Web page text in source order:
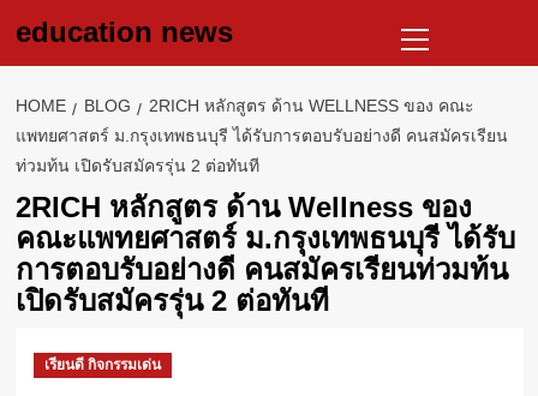
education news
Menu
HOME BLOG
2RICH หลักสูตร ด้าน WELLNESS ของ คณะ
แพทยศาสตร์ ม.กรุงเทพธนบุรี ได้รับการตอบรับอย่างดี คนสมัครเรียน
ท่วมท้น เปิดรับสมัครรุ่น 2 ต่อทันที
2RICH หลักสูตร ด้าน Wellness ของ
คณะแพทยศาสตร์ ม.กรุงเทพธนบุรี ได้รับ
การตอบรับอย่างดี คนสมัครเรียนท่วมท้น
เปิดรับสมัครรุ่น 2 ต่อทันที
เรียนดี กิจกรรมเด่น